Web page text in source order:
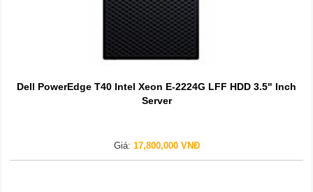
Dell PowerEdge T40 Intel Xeon E-2224G LFF HDD 3.5" Inch
Server
Giá: 17,800,000 VNĐ